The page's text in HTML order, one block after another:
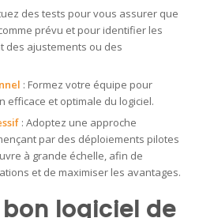
des tests pour vous assurer que
prévu et pour identifier les
des ajustements ou des
: Formez votre équipe pour
efficace et optimale du logiciel.
: Adoptez une approche
par des déploiements pilotes
à grande échelle, afin de
et de maximiser les avantages.
logiciel de